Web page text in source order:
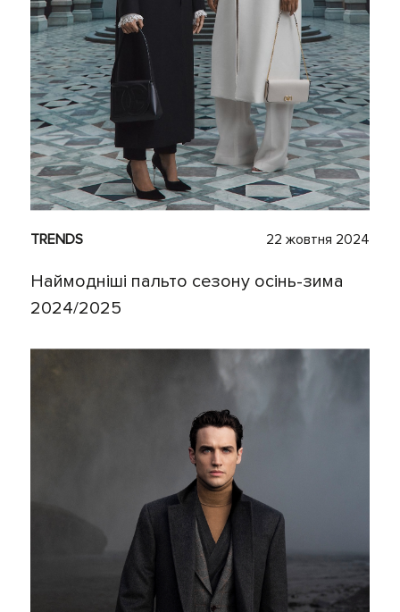
TRENDS 22 жовтня 2024
Наймодніші пальто сезону осінь-зима
2024/2025